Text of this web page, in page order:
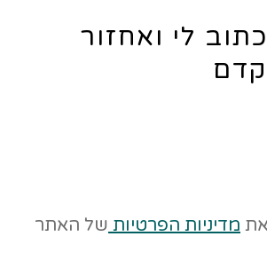
לי ואחזור
מדיניות הפרטיות של האתר